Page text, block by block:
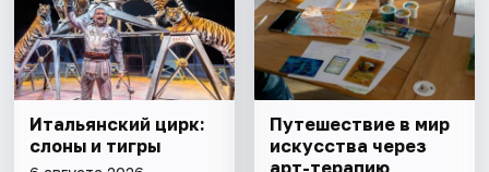
Итальянский цирк:
слоны и тигры
Путешествие в мир
искусства через